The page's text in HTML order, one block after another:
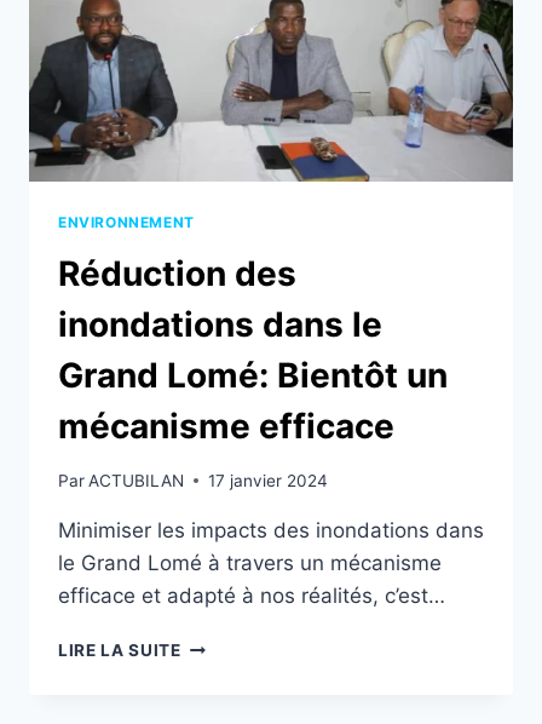
L’OEUVRE
ENVIRONNEMENT
Réduction des
inondations dans le
Grand Lomé: Bientôt un
mécanisme efficace
ParACTUBILAN 17 janvier 2024
Minimiser les impacts des inondations dans
le Grand Lomé à travers un mécanisme
efficace et adapté à nos réalités, c’est…
LIRE LA SUITERÉDUCTION